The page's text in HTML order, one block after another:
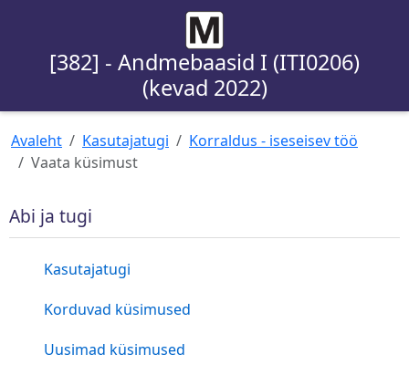
[382] - Andmebaasid I (ITI0206)
(kevad 2022)
Avaleht Kasutajatugi
Korraldus - iseseisev töö
Vaata küsimust
Abi ja tugi
Kasutajatugi
Korduvad küsimused
Uusimad küsimused